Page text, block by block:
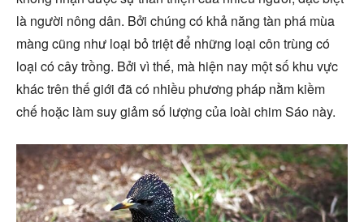
là người nông dân. Bởi chúng có khả năng tàn phá mùa
màng cũng như loại bỏ triệt để những loại côn trùng có
loại có cây trồng. Bởi vì thế, mà hiện nay một số khu vực
khác trên thế giới đã có nhiều phương pháp nằm kiềm
chế hoặc làm suy giảm số lượng của loài chim Sáo này.